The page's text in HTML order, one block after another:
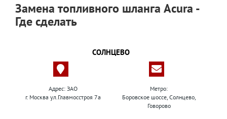
Замена топливного шланга Acura -
Где сделать
СОЛНЦЕВО
Адрес: ЗАО
г. Москва ул.Главмосстроя 7а
Метро:
Боровское шоссе, Солнцево,
Говорово